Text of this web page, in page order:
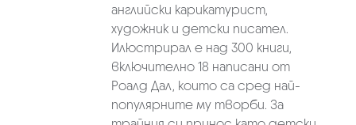
английски карикатурист,
художник и детски писател.
Илюстрирал е над 300 книги,
включително 18 написани от
Роалд Дал, които са сред най-
популярните му творби. За